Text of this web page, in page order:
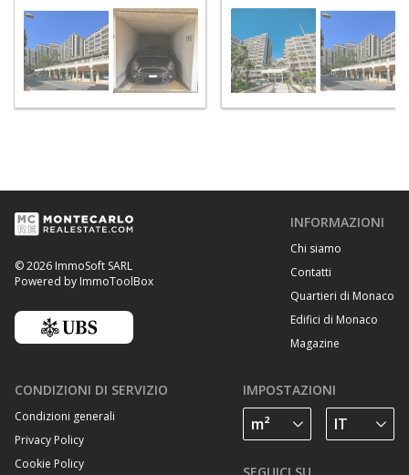
© 2026 ImmoSoft SARL
Powered by ImmoToolBox
INFORMAZIONI
Chi siamo
Contatti
Quartieri di Monaco
Edifici di Monaco
Magazine
CONDIZIONI DI SERVIZIO
Condizioni generali
Privacy Policy
Cookie Policy
IMPOSTAZIONI